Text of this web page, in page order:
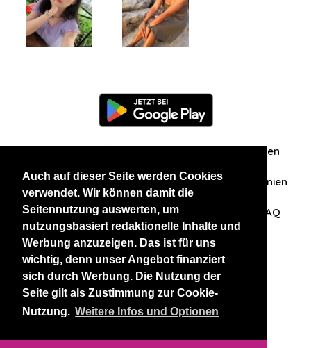
Auch auf dieser Seite werden Cookies
verwendet. Wir können damit die
Seitennutzung auswerten, um
nutzungsbasiert redaktionelle Inhalte und
Werbung anzuzeigen. Das ist für uns
wichtig, denn unser Angebot finanziert
sich durch Werbung. Die Nutzung der
Seite gilt als Zustimmung zur Cookie-
Nutzung. Weitere Infos und Optionen
Zuschriften/Erfahrungen
Datenschutzerklärung AGB Datenschutzrichtlinien
Nehmen Sie Kontakt mit uns auf FAQ
Unsere anderen Websites
BlackAndBeauties RussianKisses